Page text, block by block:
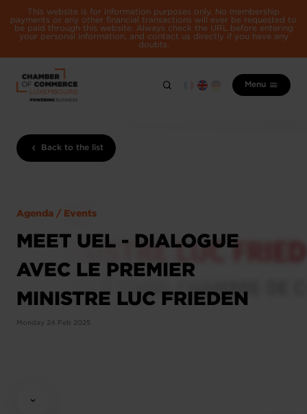
This website is for information purposes only. No membership
payments or any other financial transactions will ever be requested to
be paid through this website. Always check the URL before entering
your personal information, and contact us directly if you have any
doubts.
Menu
Back to the list
Agenda / Events
MEET UEL - DIALOGUE
AVEC LE PREMIER
MINISTRE LUC FRIEDEN
Monday 24 Feb 2025